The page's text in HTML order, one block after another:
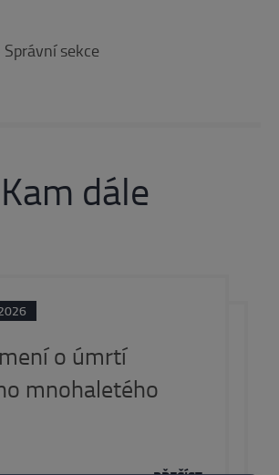
sekce
Kam dále
o úmrtí
mnohaletého